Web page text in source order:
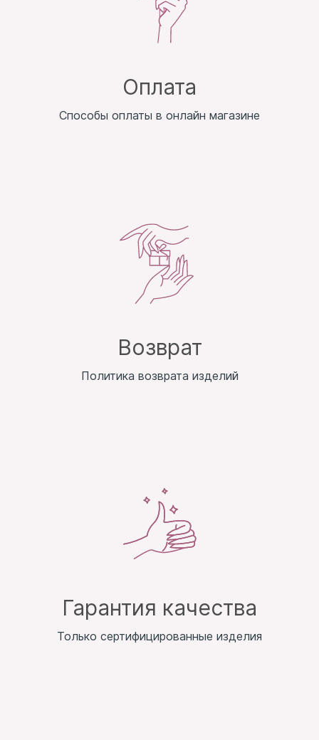
Оплата
Способы оплаты в онлайн магазине
Возврат
Политика возврата изделий
Гарантия качества
Только сертифицированные изделия